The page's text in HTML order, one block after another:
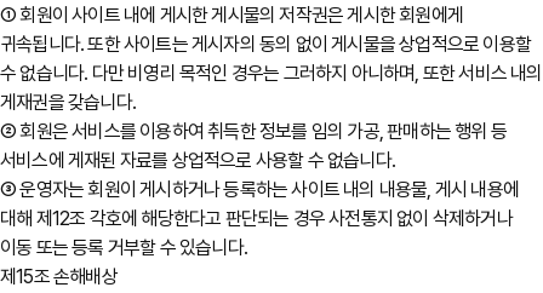
① 회원이 사이트 내에 게시한 게시물의 저작권은 게시한 회원에게
귀속됩니다. 또한 사이트는 게시자의 동의 없이 게시물을 상업적으로 이용할
수 없습니다. 다만 비영리 목적인 경우는 그러하지 아니하며, 또한 서비스 내의
게재권을 갖습니다.
② 회원은 서비스를 이용하여 취득한 정보를 임의 가공, 판매하는 행위 등
서비스에 게재된 자료를 상업적으로 사용할 수 없습니다.
③ 운영자는 회원이 게시하거나 등록하는 사이트 내의 내용물, 게시 내용에
대해 제12조 각호에 해당한다고 판단되는 경우 사전통지 없이 삭제하거나
이동 또는 등록 거부할 수 있습니다.
제15조 손해배상